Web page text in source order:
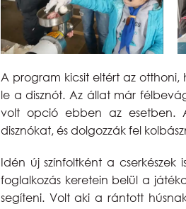
A program kicsit eltért az
le a disznót. Az állat már
volt opció ebben az esetben.
disznókat, és dolgozzák fel
Idén új színfoltként a cserkészek
foglalkozás keretein belül a
segíteni. Volt aki a rántott